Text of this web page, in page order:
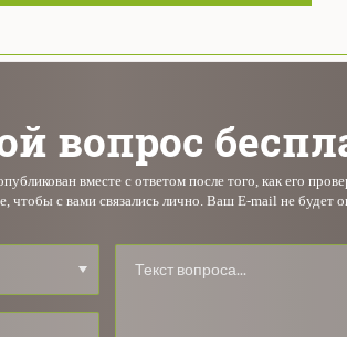
вопрос
вместе с ответом после того, как его
чтобы с вами связались лично. Ваш E-mail не будет